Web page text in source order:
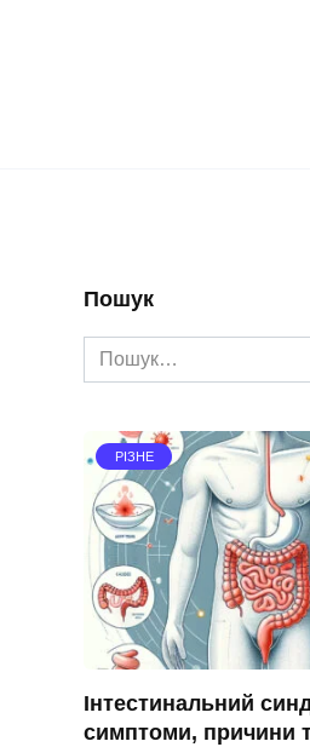
Пошук
Search
for:
РІЗНЕ
Інтестинальний
симптоми, причини